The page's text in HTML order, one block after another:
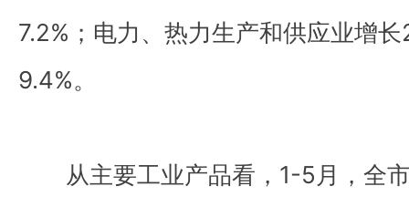
7.2%；电力、热力生产和供应业增
9.4%。
从主要工业产品看，1-5月，全